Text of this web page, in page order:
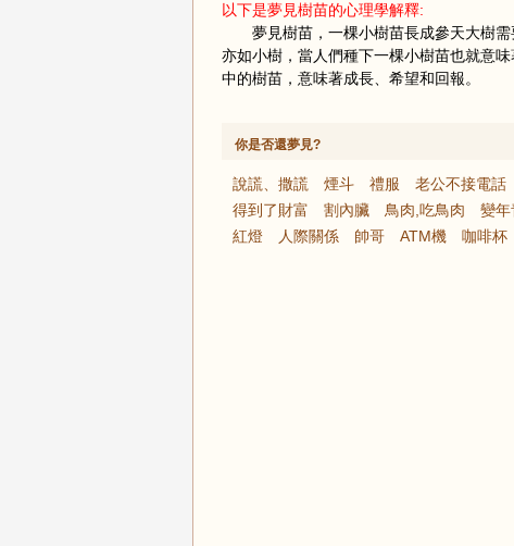
以下是夢見樹苗的心理學解釋:
夢見樹苗，一棵小樹苗長成參天大樹需
亦如小樹，當人們種下一棵小樹苗也就意
中的樹苗，意味著成長、希望和回報。
你是否還夢見?
說謊、撒謊 煙斗 禮服 老公不接電話
得到了財富
割內臟 鳥肉,吃鳥肉 變年
紅燈
人際關係 帥哥 ATM機 咖啡杯